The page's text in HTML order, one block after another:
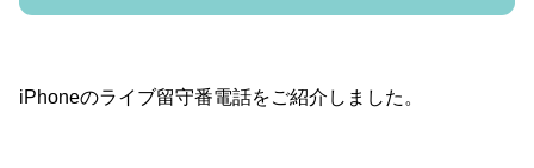
iPhoneのライブ留守番電話をご紹介しました。